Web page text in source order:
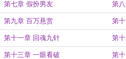
第七章 假扮男友 第
第九章 百万悬赏 第
第十一章 回魂九针 第
第十三章 一眼看破 第